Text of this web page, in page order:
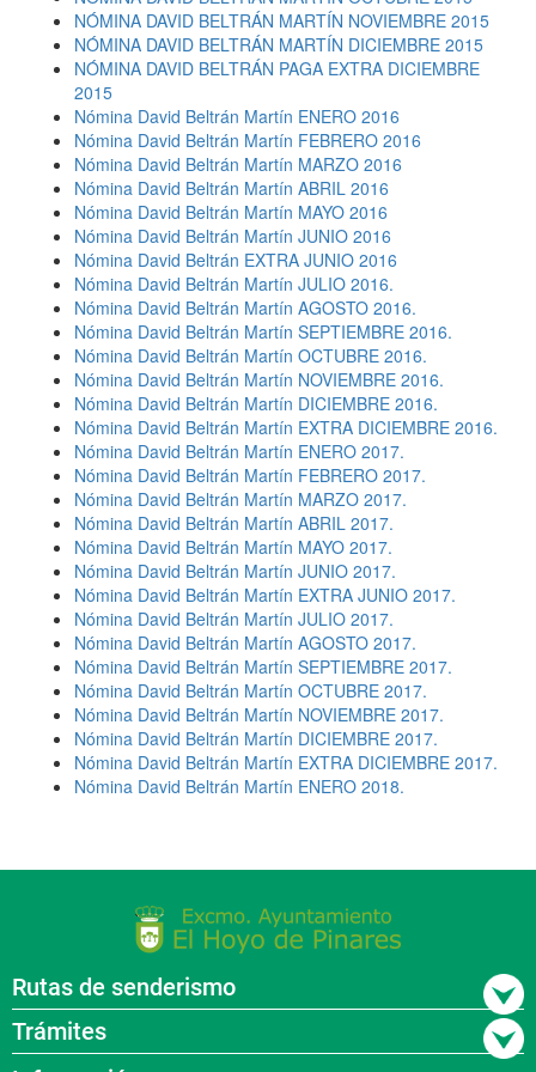
NÓMINA DAVID BELTRÁN MARTÍN NOVIEMBRE 2015
NÓMINA DAVID BELTRÁN MARTÍN DICIEMBRE 2015
NÓMINA DAVID BELTRÁN PAGA EXTRA DICIEMBRE
2015
Nómina David Beltrán Martín ENERO 2016
Nómina David Beltrán Martín FEBRERO 2016
Nómina David Beltrán Martín MARZO 2016
Nómina David Beltrán Martín ABRIL 2016
Nómina David Beltrán Martín MAYO 2016
Nómina David Beltrán Martín JUNIO 2016
Nómina David Beltrán EXTRA JUNIO 2016
Nómina David Beltrán Martín JULIO 2016.
Nómina David Beltrán Martín AGOSTO 2016.
Nómina David Beltrán Martín SEPTIEMBRE 2016.
Nómina David Beltrán Martín OCTUBRE 2016.
Nómina David Beltrán Martín NOVIEMBRE 2016.
Nómina David Beltrán Martín DICIEMBRE 2016.
Nómina David Beltrán Martín EXTRA DICIEMBRE 2016.
Nómina David Beltrán Martín ENERO 2017.
Nómina David Beltrán Martín FEBRERO 2017.
Nómina David Beltrán Martín MARZO 2017.
Nómina David Beltrán Martín ABRIL 2017.
Nómina David Beltrán Martín MAYO 2017.
Nómina David Beltrán Martín JUNIO 2017.
Nómina David Beltrán Martín EXTRA JUNIO 2017.
Nómina David Beltrán Martín JULIO 2017.
Nómina David Beltrán Martín AGOSTO 2017.
Nómina David Beltrán Martín SEPTIEMBRE 2017.
Nómina David Beltrán Martín OCTUBRE 2017.
Nómina David Beltrán Martín NOVIEMBRE 2017.
Nómina David Beltrán Martín DICIEMBRE 2017.
Nómina David Beltrán Martín EXTRA DICIEMBRE 2017.
Nómina David Beltrán Martín ENERO 2018.
Rutas de senderismo
Trámites